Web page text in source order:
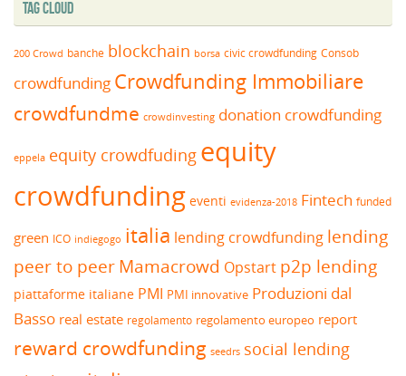
Tag Cloud
200 Crowd banche blockchain borsa civic crowdfunding Consob
crowdfunding Crowdfunding Immobiliare
crowdfundme crowdinvesting donation crowdfunding
eppela equity crowdfuding equity
crowdfunding eventi evidenza-2018 Fintech funded
green ICO indiegogo italia lending crowdfunding lending
peer to peerMamacrowd Opstart p2p lending
piattaforme italiane PMI PMI innovative Produzioni dal
Basso real estate regolamento regolamento europeo report
reward crowdfunding seedrs social lending